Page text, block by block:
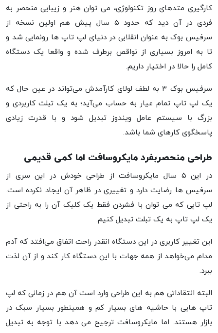
کارگیری متدهای روز تکنولوژی، می توان هنر و زیبایی منحصر به
فردی در آن دید که حدود ۵ سال پیش هم اولین نسخه از
سرفیس بوک به عنوان انقلابی در دنیای لپ تاپ ها رونمایی شد و
تا به امروز بسیاری از نواقص برطرف شده و واقعا یک دستگاه
کامل را حالا در اختیار داریم.
سرفیس بوک ۳ به لطف لولای کارآمدش می‌تواند در عین حال که
یک لپ تاپ تمام عیار به حساب می‌آید؛ به یک تبلت کاربردی و
بزرگ با سیستم عامل ویندوز تبدیل شود و با قدرت زیادی
پاسخگوی کارهای شما باشد.
طراحی منحصربفرد مایکروسافت اما کمی قدیمی
در این ۵ سال مایکروسافت از طراحی خودش در این سری از
سرفیس ها رضایت دارد و تغییری در ظاهر آن ایجاد نکرده است.
لپ تاپی که می توان با فشردن فقط یک کلیک آن را به راحتی از
یک لپ تاپ به یک تبلت تبدیل کنیم.
این تغییر کاربری در این دستگاه انقدر راحت اتفاق می‌افتد که آدم
مدام می‌خواهد از همه جهات با این دستگاه کار کند و از آن لذت
ببرد.
البته انتقاداتی هم به این طراحی وارد است آن هم در زمانی که لپ
تاپ هایی با حاشیه های بسیار کم و همینطور بسیار سبک در
بازار هستند. اما مایکروسافت ترجیح می دهد با توجه به تبدیل